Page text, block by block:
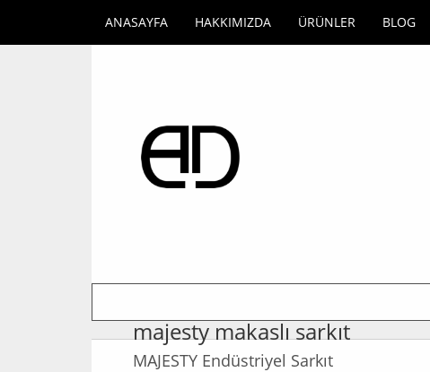
ANASAYFA HAKKIMIZDA ÜRÜNLER BLOG
majesty makaslı sarkıt
MAJESTY Endüstriyel Sarkıt